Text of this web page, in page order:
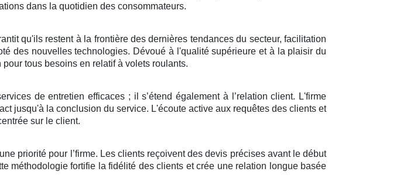
dans la quotidien des consommateurs.
qu'ils restent à la frontière des dernières tendances du secteur, facilitation
des nouvelles technologies. Dévoué à l'qualité supérieure et à la plaisir du
tous besoins en relatif à volets roulants.
de entretien efficaces ; il s’étend également à l’relation client. L'firme
jusqu'à la conclusion du service. L'écoute active aux requêtes des clients et
sur le client.
priorité pour l’firme. Les clients reçoivent des devis précises avant le début
méthodologie fortifie la fidélité des clients et crée une relation longue basée